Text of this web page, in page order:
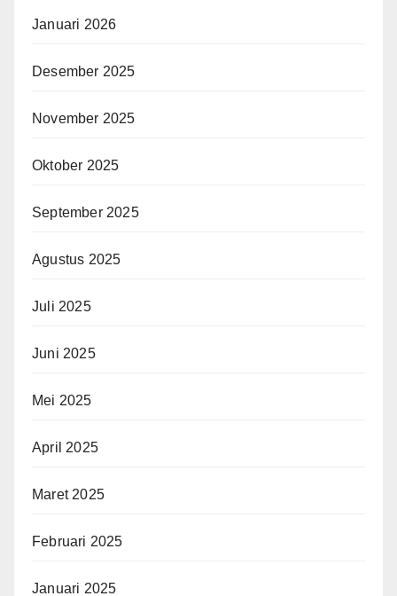
Januari 2026
Desember 2025
November 2025
Oktober 2025
September 2025
Agustus 2025
Juli 2025
Juni 2025
Mei 2025
April 2025
Maret 2025
Februari 2025
Januari 2025